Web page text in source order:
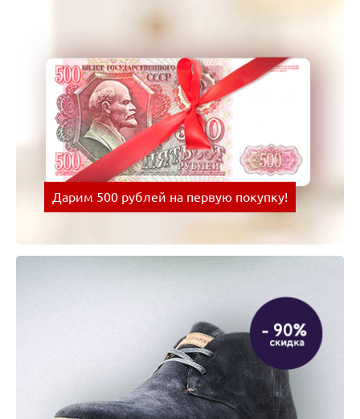
Дарим 500 рублей на первую покупку!
на следующую покупку!